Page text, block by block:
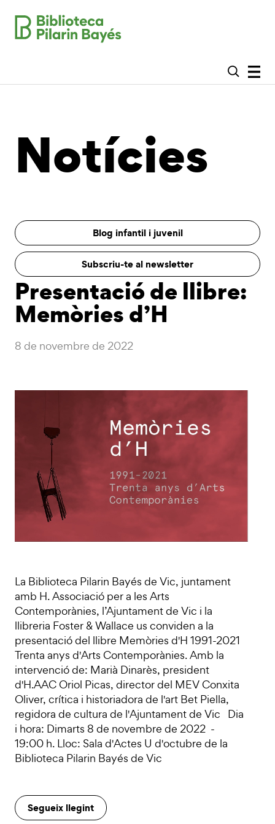
Notícies
Blog infantil i juvenil
Subscriu-te al newsletter
Presentació de llibre:
Memòries d’H
8 de novembre de 2022
La Biblioteca Pilarin Bayés de Vic, juntament
amb H. Associació per a les Arts
Contemporànies, l’Ajuntament de Vic i la
llibreria Foster & Wallace us conviden a la
presentació del llibre Memòries d'H 1991-2021
Trenta anys d'Arts Contemporànies. Amb la
intervenció de: Marià Dinarès, president
d'H.AAC Oriol Picas, director del MEV Conxita
Oliver, crítica i historiadora de l'art Bet Piella,
regidora de cultura de l'Ajuntament de Vic Dia
i hora: Dimarts 8 de novembre de 2022 -
19:00 h. Lloc: Sala d'Actes U d'octubre de la
Biblioteca Pilarin Bayés de Vic
Segueix llegint